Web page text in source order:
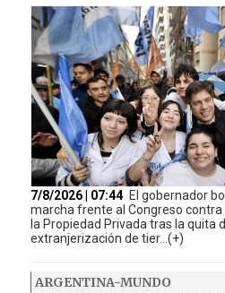
7/8/2026 | 07:44 El gobernador
marcha frente al Congreso contra
la Propiedad Privada tras la quita
extranjerización de tier...(+)
ARGENTINA-MUNDO